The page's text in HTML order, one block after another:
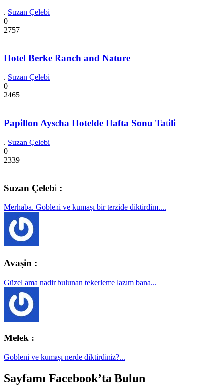
. Suzan Çelebi
0
2757
Hotel Berke Ranch and Nature
. Suzan Çelebi
0
2465
Papillon Ayscha Hotelde Hafta Sonu Tatili
. Suzan Çelebi
0
2339
Suzan Çelebi :
Merhaba. Gobleni ve kumaşı bir terzide diktirdim....
Avaşin :
Güzel ama nadir bulunan tekerleme lazım bana...
Melek :
Gobleni ve kumaşı nerde diktirdiniz?...
Sayfamı Facebook’ta Bulun